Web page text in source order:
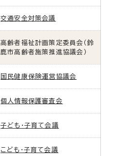
交通安全対策会議
高齢者福祉計画策定委員会（鈴
鹿市高齢者施策推進協議会）
国民健康保険運営協議会
個人情報保護審査会
子ども・子育て会議
こども・子育て会議